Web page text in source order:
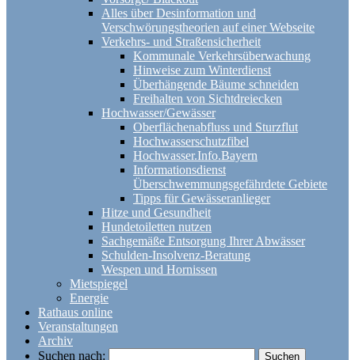
Alles über Desinformation und
Verschwörungstheorien auf einer Webseite
Verkehrs- und Straßensicherheit
Kommunale Verkehrsüberwachung
Hinweise zum Winterdienst
Überhängende Bäume schneiden
Freihalten von Sichtdreiecken
Hochwasser/Gewässer
Oberflächenabfluss und Sturzflut
Hochwasserschutzfibel
Hochwasser.Info.Bayern
Informationsdienst
Überschwemmungsgefährdete Gebiete
Tipps für Gewässeranlieger
Hitze und Gesundheit
Hundetoiletten nutzen
Sachgemäße Entsorgung Ihrer Abwässer
Schulden-Insolvenz-Beratung
Wespen und Hornissen
Mietspiegel
Energie
Rathaus online
Veranstaltungen
Archiv
Suchen nach: